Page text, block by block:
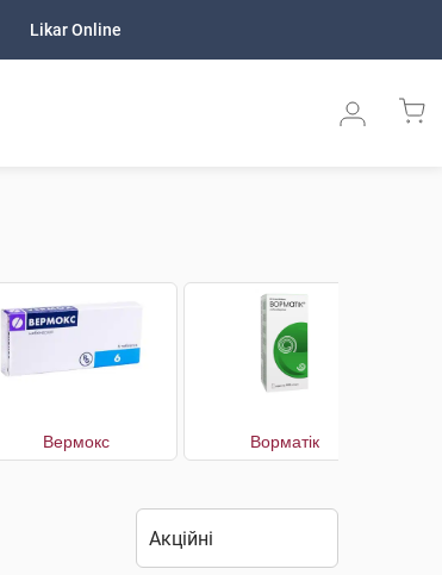
Likar Online
Вермокс Ворматік